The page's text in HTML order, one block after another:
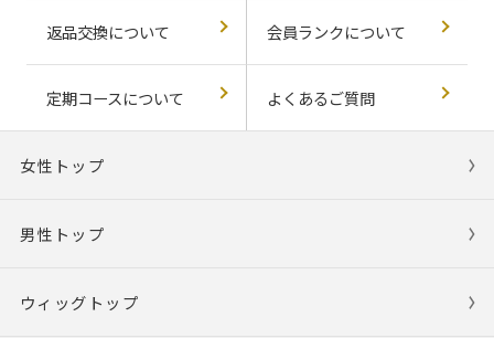
返品交換について 会員ランクについて
定期コースについて よくあるご質問
女性トップ
男性トップ
ウィッグトップ